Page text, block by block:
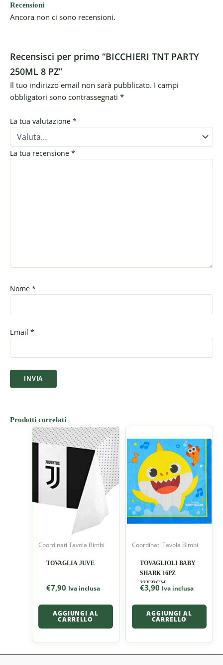
Recensioni
Ancora non ci sono recensioni.
Recensisci per primo “BICCHIERI TNT PARTY
250ML 8 PZ”
Il tuo indirizzo email non sarà pubblicato. I campi
obbligatori sono contrassegnati *
La tua valutazione *
La tua recensione *
Nome *
Email *
Prodotti correlati
Coordinati Tavola Bimbi
TOVAGLIA JUVE
€7,90 Iva inclusa
AGGIUNGI AL
CARRELLO
Coordinati Tavola Bimbi
TOVAGLIOLI BABY
SHARK 16PZ
33X33CM
€3,90 Iva inclusa
AGGIUNGI AL
CARRELLO